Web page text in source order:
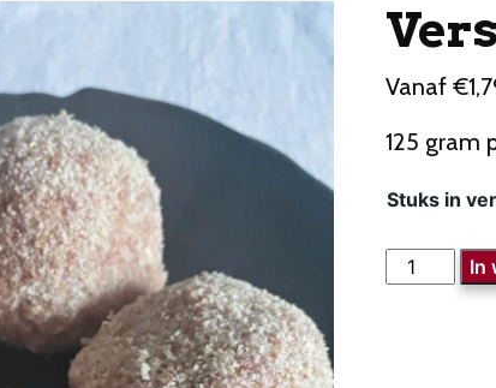
Vanaf €
125 gram
Stuks in
Verse
gehaktbal
In